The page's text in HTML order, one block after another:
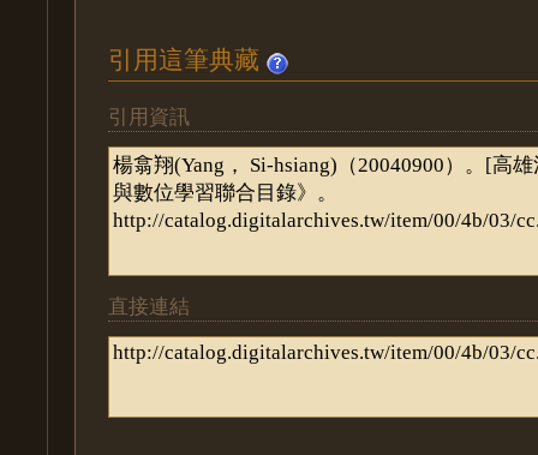
引用這筆典藏
引用資訊
直接連結